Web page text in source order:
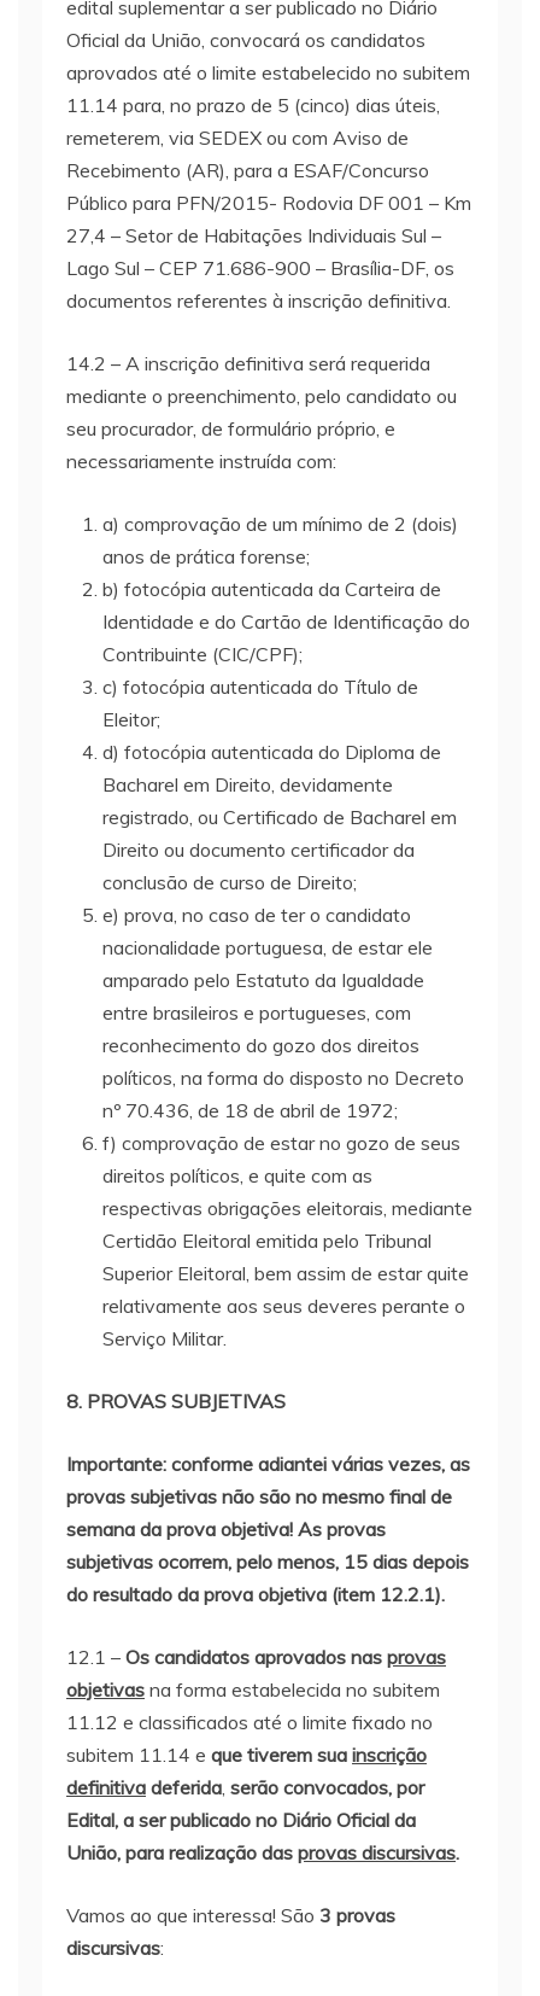
edital suplementar a ser publicado no Diário
Oficial da União, convocará os candidatos
aprovados até o limite estabelecido no subitem
11.14 para, no prazo de 5 (cinco) dias úteis,
remeterem, via SEDEX ou com Aviso de
Recebimento (AR), para a ESAF/Concurso
Público para PFN/2015- Rodovia DF 001 – Km
27,4 – Setor de Habitações Individuais Sul –
Lago Sul – CEP 71.686-900 – Brasília-DF, os
documentos referentes à inscrição definitiva.
14.2 – A inscrição definitiva será requerida
mediante o preenchimento, pelo candidato ou
seu procurador, de formulário próprio, e
necessariamente instruída com:
a) comprovação de um mínimo de 2 (dois)
anos de prática forense;
b) fotocópia autenticada da Carteira de
Identidade e do Cartão de Identificação do
Contribuinte (CIC/CPF);
c) fotocópia autenticada do Título de
Eleitor;
d) fotocópia autenticada do Diploma de
Bacharel em Direito, devidamente
registrado, ou Certificado de Bacharel em
Direito ou documento certificador da
conclusão de curso de Direito;
e) prova, no caso de ter o candidato
nacionalidade portuguesa, de estar ele
amparado pelo Estatuto da Igualdade
entre brasileiros e portugueses, com
reconhecimento do gozo dos direitos
políticos, na forma do disposto no Decreto
nº 70.436, de 18 de abril de 1972;
f) comprovação de estar no gozo de seus
direitos políticos, e quite com as
respectivas obrigações eleitorais, mediante
Certidão Eleitoral emitida pelo Tribunal
Superior Eleitoral, bem assim de estar quite
relativamente aos seus deveres perante o
Serviço Militar.
8. PROVAS SUBJETIVAS
Importante: conforme adiantei várias vezes, as
provas subjetivas não são no mesmo final de
semana da prova objetiva! As provas
subjetivas ocorrem, pelo menos, 15 dias depois
do resultado da prova objetiva (item 12.2.1).
12.1 – Os candidatos aprovados nas provas
objetivas na forma estabelecida no subitem
11.12 e classificados até o limite fixado no
subitem 11.14 e que tiverem sua inscrição
definitiva deferida, serão convocados, por
Edital, a ser publicado no Diário Oficial da
União, para realização das provas discursivas.
Vamos ao que interessa! São 3 provas
discursivas: